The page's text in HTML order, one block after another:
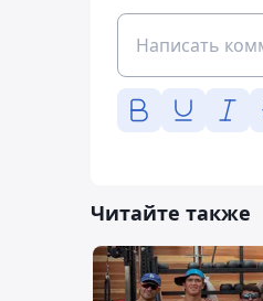
Читайте также